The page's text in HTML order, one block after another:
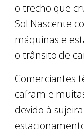
o trecho que
Sol Nascente
máquinas e
o trânsito de
Comerciantes
caíram e
devido à